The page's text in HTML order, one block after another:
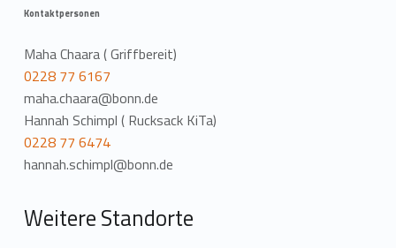
Kontaktpersonen
Maha Chaara ( Griffbereit)
0228 77 6167
maha.chaara@bonn.de
Hannah Schimpl ( Rucksack KiTa)
0228 77 6474
hannah.schimpl@bonn.de
Weitere Standorte